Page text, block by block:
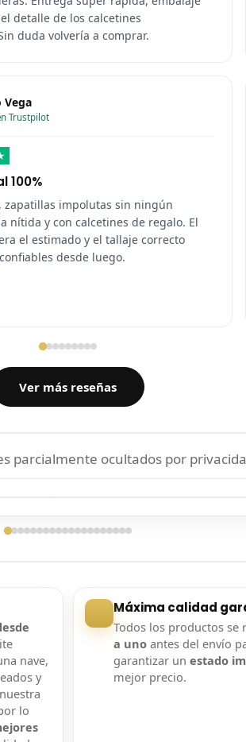
detalle de los calcetines
duda volvería a comprar.
Vega
Trustpilot
100%
zapatillas impolutas sin ningún
nítida y con calcetines de regalo. El
el estimado y el tallaje correcto
desde luego.
Ver más reseñas
parcialmente ocultados por
nave,
y
lo
Máxima calidad
Todos los productos se
a unoantes del envío
garantizar un estado
mejor precio.